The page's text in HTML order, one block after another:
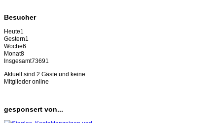
Besucher
Heute1
Gestern1
Woche6
Monat8
Insgesamt73691
Aktuell sind 2 Gäste und keine
Mitglieder online
gesponsert von...